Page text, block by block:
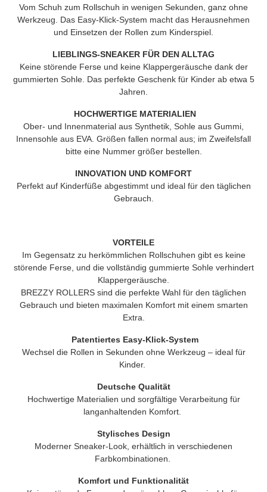
Vom Schuh zum Rollschuh in wenigen Sekunden, ganz ohne
Werkzeug. Das Easy-Klick-System macht das Herausnehmen
und Einsetzen der Rollen zum Kinderspiel.
LIEBLINGS-SNEAKER FÜR DEN ALLTAG
Keine störende Ferse und keine Klappergeräusche dank der
gummierten Sohle. Das perfekte Geschenk für Kinder ab etwa 5
Jahren.
HOCHWERTIGE MATERIALIEN
Ober- und Innenmaterial aus Synthetik, Sohle aus Gummi,
Innensohle aus EVA. Größen fallen normal aus; im Zweifelsfall
bitte eine Nummer größer bestellen.
INNOVATION UND KOMFORT
Perfekt auf Kinderfüße abgestimmt und ideal für den täglichen
Gebrauch.
VORTEILE
Im Gegensatz zu herkömmlichen Rollschuhen gibt es keine
störende Ferse, und die vollständig gummierte Sohle verhindert
Klappergeräusche.
BREZZY ROLLERS sind die perfekte Wahl für den täglichen
Gebrauch und bieten maximalen Komfort mit einem smarten
Extra.
Patentiertes Easy-Klick-System
Wechsel die Rollen in Sekunden ohne Werkzeug – ideal für
Kinder.
Deutsche Qualität
Hochwertige Materialien und sorgfältige Verarbeitung für
langanhaltenden Komfort.
Stylisches Design
Moderner Sneaker-Look, erhältlich in verschiedenen
Farbkombinationen.
Komfort und Funktionalität